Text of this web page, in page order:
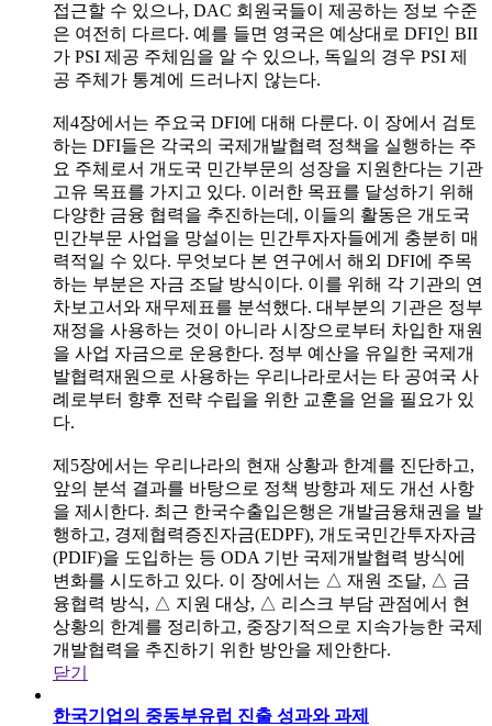
접근할 수 있으나, DAC 회원국들이 제공하는 정보 수준
은 여전히 다르다. 예를 들면 영국은 예상대로 DFI인 BII
가 PSI 제공 주체임을 알 수 있으나, 독일의 경우 PSI 제
공 주체가 통계에 드러나지 않는다.
제4장에서는 주요국 DFI에 대해 다룬다. 이 장에서 검토
하는 DFI들은 각국의 국제개발협력 정책을 실행하는 주
요 주체로서 개도국 민간부문의 성장을 지원한다는 기관
고유 목표를 가지고 있다. 이러한 목표를 달성하기 위해
다양한 금융 협력을 추진하는데, 이들의 활동은 개도국
민간부문 사업을 망설이는 민간투자자들에게 충분히 매
력적일 수 있다. 무엇보다 본 연구에서 해외 DFI에 주목
하는 부분은 자금 조달 방식이다. 이를 위해 각 기관의 연
차보고서와 재무제표를 분석했다. 대부분의 기관은 정부
재정을 사용하는 것이 아니라 시장으로부터 차입한 재원
을 사업 자금으로 운용한다. 정부 예산을 유일한 국제개
발협력재원으로 사용하는 우리나라로서는 타 공여국 사
례로부터 향후 전략 수립을 위한 교훈을 얻을 필요가 있
다.
제5장에서는 우리나라의 현재 상황과 한계를 진단하고,
앞의 분석 결과를 바탕으로 정책 방향과 제도 개선 사항
을 제시한다. 최근 한국수출입은행은 개발금융채권을 발
행하고, 경제협력증진자금(EDPF), 개도국민간투자자금
(PDIF)을 도입하는 등 ODA 기반 국제개발협력 방식에
변화를 시도하고 있다. 이 장에서는 △ 재원 조달, △ 금
융협력 방식, △ 지원 대상, △ 리스크 부담 관점에서 현
상황의 한계를 정리하고, 중장기적으로 지속가능한 국제
개발협력을 추진하기 위한 방안을 제안한다.
닫기
한국기업의 중동부유럽 진출 성과와 과제